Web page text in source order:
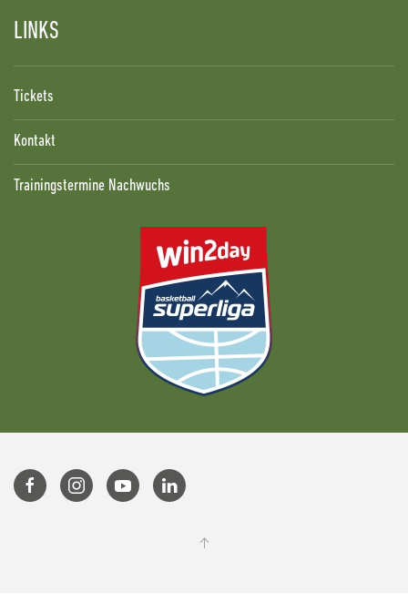
LINKS
Tickets
Kontakt
Trainingstermine Nachwuchs